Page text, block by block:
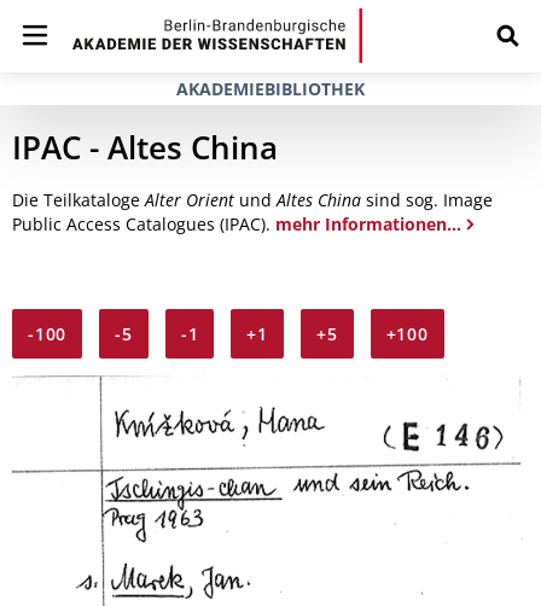
AKADEMIEBIBLIOTHEK
IPAC - Altes China
Die TeilkatalogeAlter Orient undAltes China sind sog. Image
Public Access Catalogues (IPAC). mehr Informationen...
-100 -5 -1 +1 +5 +100